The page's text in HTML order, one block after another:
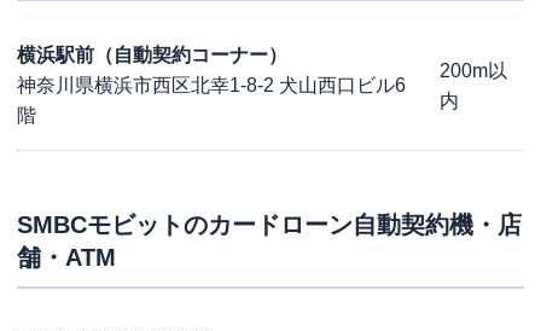
横浜駅前（自動契約コーナー）
神奈川県横浜市西区北幸1-8-2 犬山西口ビル6
階
200m以
内
SMBCモビットのカードローン自動契約機・店
舗・ATM